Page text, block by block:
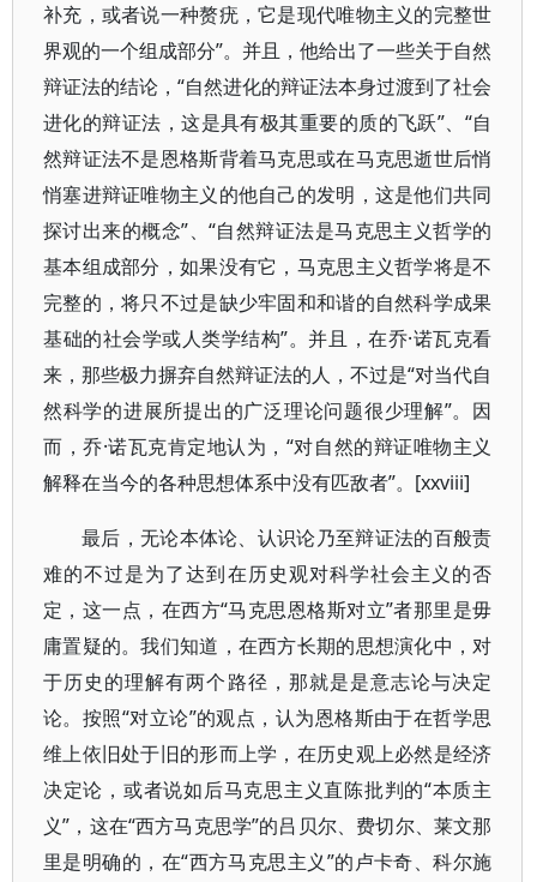
补充，或者说一种赘疣，它是现代唯物主义的完整世
界观的一个组成部分”。并且，他给出了一些关于自然
辩证法的结论，“自然进化的辩证法本身过渡到了社会
进化的辩证法，这是具有极其重要的质的飞跃”、“自
然辩证法不是恩格斯背着马克思或在马克思逝世后悄
悄塞进辩证唯物主义的他自己的发明，这是他们共同
探讨出来的概念”、“自然辩证法是马克思主义哲学的
基本组成部分，如果没有它，马克思主义哲学将是不
完整的，将只不过是缺少牢固和和谐的自然科学成果
基础的社会学或人类学结构”。并且，在乔·诺瓦克看
来，那些极力摒弃自然辩证法的人，不过是“对当代自
然科学的进展所提出的广泛理论问题很少理解”。因
而，乔·诺瓦克肯定地认为，“对自然的辩证唯物主义
解释在当今的各种思想体系中没有匹敌者”。[xxviii]
最后，无论本体论、认识论乃至辩证法的百般责
难的不过是为了达到在历史观对科学社会主义的否
定，这一点，在西方“马克思恩格斯对立”者那里是毋
庸置疑的。我们知道，在西方长期的思想演化中，对
于历史的理解有两个路径，那就是是意志论与决定
论。按照“对立论”的观点，认为恩格斯由于在哲学思
维上依旧处于旧的形而上学，在历史观上必然是经济
决定论，或者说如后马克思主义直陈批判的“本质主
义”，这在“西方马克思学”的吕贝尔、费切尔、莱文那
里是明确的，在“西方马克思主义”的卢卡奇、科尔施